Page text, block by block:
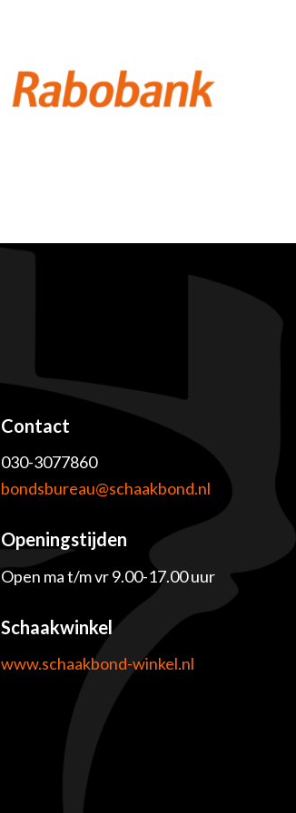
Contact
030-3077860
bondsbureau@schaakbond.nl
Openingstijden
Open ma t/m vr 9.00-17.00 uur
Schaakwinkel
www.schaakbond-winkel.nl